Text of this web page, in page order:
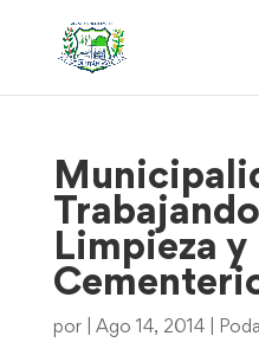
Limpieza y
por Ago 14, 2014|